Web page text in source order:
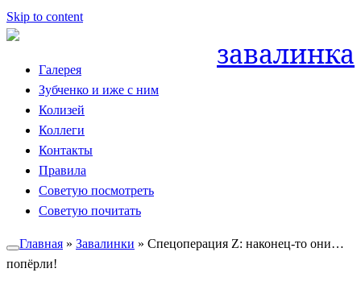
Skip to content
завалинка
Галерея
Зубченко и иже с ним
Колизей
Коллеги
Контакты
Правила
Советую посмотреть
Советую почитать
Главная » Завалинки » Спецоперация Z: наконец-то они…
попёрли!